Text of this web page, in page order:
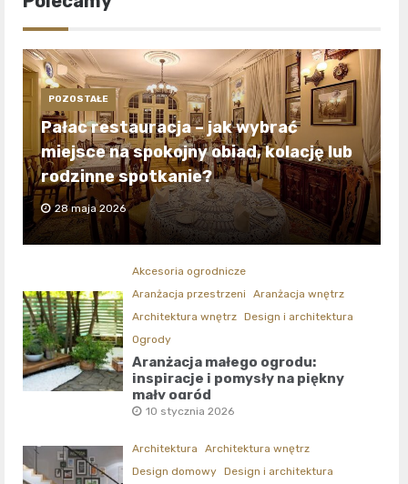
POZOSTAŁE
Pałac restauracja – jak wybrać
miejsce na spokojny obiad, kolację lub
rodzinne spotkanie?
28 maja 2026
Akcesoria ogrodnicze
Aranżacja przestrzeni
Aranżacja wnętrz
Architektura wnętrz Design i architektura
Ogrody
Aranżacja małego ogrodu:
inspiracje i pomysły na piękny
mały ogród
10 stycznia 2026
Architektura
Architektura wnętrz
Design domowy Design i architektura